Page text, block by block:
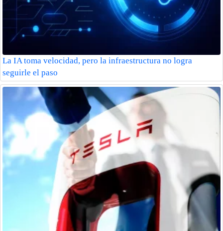
La IA toma velocidad, pero la infraestructura no logra
seguirle el paso